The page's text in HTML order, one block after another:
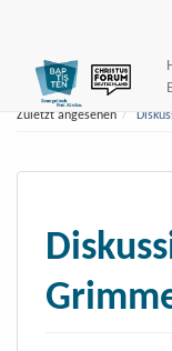
Zuletzt angesehen